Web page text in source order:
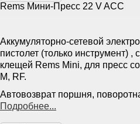
Rems Мини-Пресс 22 V ACC
Аккумуляторно-сетевой
пистолет (только инструмент)
клещей Rems Mini, для пресс
M, RF.
Автовозврат поршня,
Подробнее...